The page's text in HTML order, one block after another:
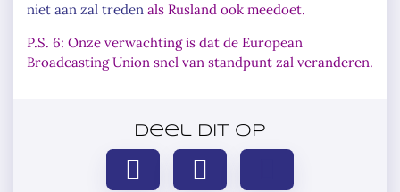
niet aan zal treden als Rusland ook meedoet.
P.S. 6: Onze verwachting is dat de European
Broadcasting Union snel van standpunt zal veranderen.
Deel dit op